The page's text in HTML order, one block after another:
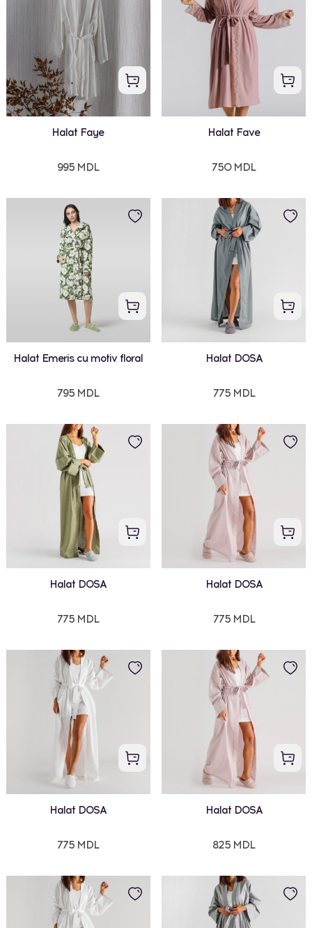
Halat Faye
995 MDL
Halat Fave
750 MDL
Halat Emeris cu motiv floral
795 MDL
Halat DOSA
775 MDL
Halat DOSA
775 MDL
Halat DOSA
775 MDL
Halat DOSA
775 MDL
Halat DOSA
825 MDL